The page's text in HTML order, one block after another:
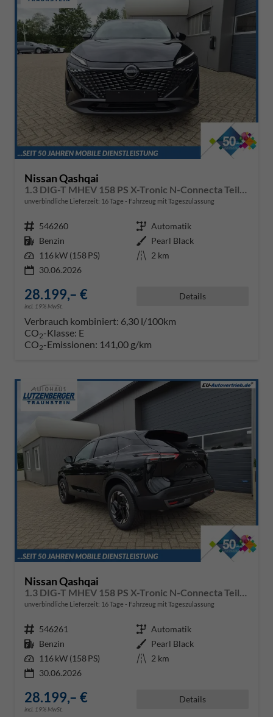
Nissan Qashqai
unverbindliche Lieferzeit: 16 Tage Fahrzeug mit Tageszulassung
Fahrzeugnr. 546260 Getriebe Automatik
Kraftstoff Benzin Außenfarbe Pearl Black
Leistung 116 kW (158 PS) Kilometerstand 2 km
30.06.2026
28.199,– €
incl. 19% MwSt.
Details
Verbrauch kombiniert: 6,30 l/100km
CO2-Klasse: E
CO2-Emissionen: 141,00 g/km
Nissan Qashqai
unverbindliche Lieferzeit: 16 Tage Fahrzeug mit Tageszulassung
Fahrzeugnr. 546261 Getriebe Automatik
Kraftstoff Benzin Außenfarbe Pearl Black
Leistung 116 kW (158 PS) Kilometerstand 2 km
30.06.2026
28.199,– €
incl. 19% MwSt.
Details